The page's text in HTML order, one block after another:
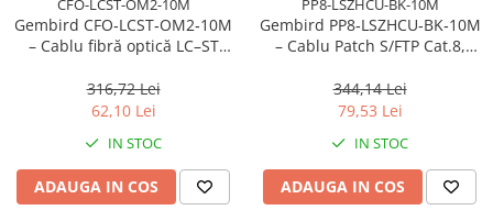
CFO-LCST-OM2-10M
Gembird CFO‑LCST‑OM2‑10M
– Cablu fibră optică LC–ST
m, Orange
316,72 Lei
62,10 Lei
IN STOC
ADAUGA IN COS
PP8-LSZHCU-BK-10M
Gembird PP8‑LSZHCU‑BK‑10M
– Cablu Patch S/FTP Cat.8,
344,14 Lei
79,53 Lei
IN STOC
ADAUGA IN COS